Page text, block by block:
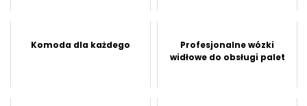
Komoda dla każdego
Profesjonalne wózki
widłowe do obsługi palet